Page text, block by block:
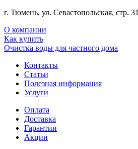
г. Тюмень, ул. Севастопольская, стр. 31
О компании
Как купить
Очистка воды для частного дома
Контакты
Статьи
Полезная информация
Услуги
Оплата
Доставка
Гарантии
Акции